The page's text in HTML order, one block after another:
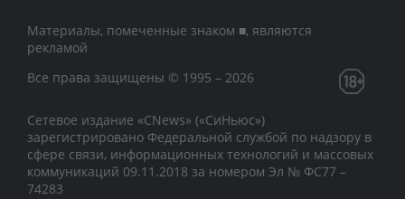
Материалы, помеченные знаком ■, являются
рекламой
Все права защищены © 1995 – 2026
Сетевое издание «CNews» («СиНьюс»)
зарегистрировано Федеральной службой по надзору в
сфере связи, информационных технологий и массовых
коммуникаций 09.11.2018 за номером Эл № ФС77 –
74283